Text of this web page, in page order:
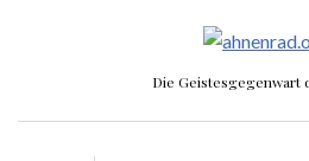
Die Geistesgegenwart